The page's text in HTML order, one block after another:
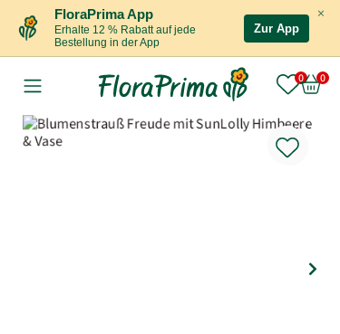
×
FloraPrima App
Erhalte 12 % Rabatt auf jede
Bestellung in der App
Zur App